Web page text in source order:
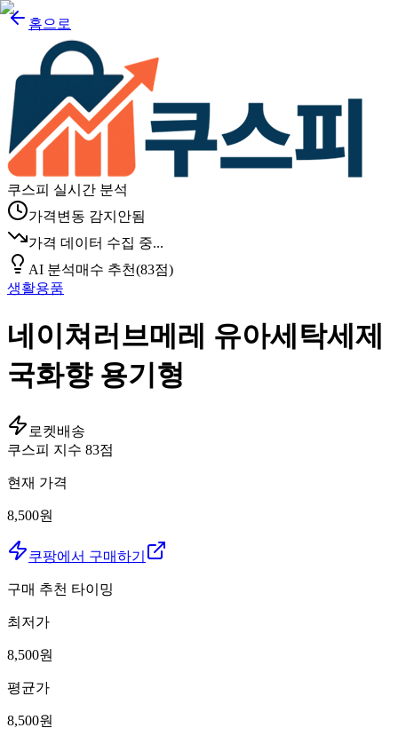
홈으로
쿠스피 실시간 분석
가격변동 감지안됨
가격 데이터 수집 중...
AI 분석매수 추천(83점)
생활용품
네이쳐러브메레 유아세탁세제
국화향 용기형
로켓배송
쿠스피 지수 83점
현재 가격
8,500원
쿠팡에서 구매하기
구매 추천 타이밍
최저가
8,500원
평균가
8,500원